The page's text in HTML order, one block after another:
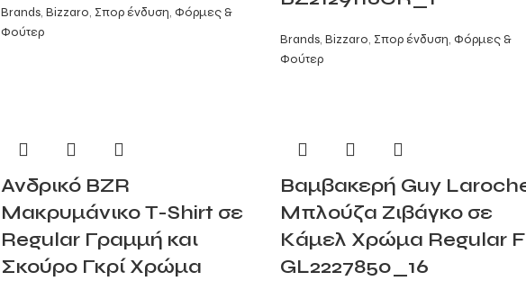
Brands, Bizzaro, Σπορ ένδυση, Φόρμες &
Φούτερ
Brands, Bizzaro, Σπορ ένδυση, Φόρμες &
Φούτερ
Ανδρικό BZR
Μακρυμάνικο T-Shirt σε
Regular Γραμμή και
Σκούρο Γκρί Χρώμα
Βαμβακερή Guy
Μπλούζα Ζιβάγκο σε
Κάμελ Χρώμα Regular
GL2227850_16